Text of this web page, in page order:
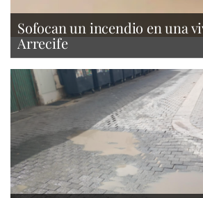
Sofocan un incendio en una
Arrecife